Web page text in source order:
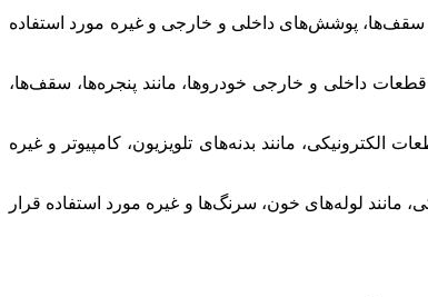
سقف‌ها، پوشش‌های داخلی و خارجی و غیره مورد استفاده
داخلی و خارجی خودروها، مانند پنجره‌ها، سقف‌ها،
مانند بدنه‌های تلویزیون، کامپیوتر و غیره
لوله‌های خون، سرنگ‌ها و غیره مورد استفاده قرار